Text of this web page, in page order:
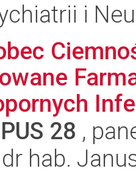
i
28 ,
hab.